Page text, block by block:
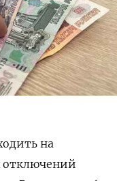
на
отключений